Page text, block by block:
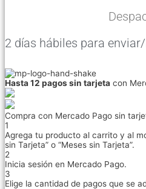
2 días hábiles para
Hasta 12 pagos sin tarjeta con
Compra con Mercado Pago sin
1
Agrega tu producto al carrito y al
sin Tarjeta” o “Meses sin Tarjeta”.
2
Inicia sesión en Mercado Pago.
3
Elige la cantidad de pagos que se